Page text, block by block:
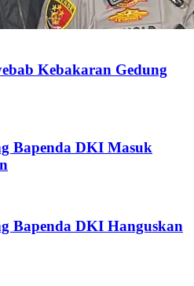
Kebakaran Gedung
Bapenda DKI Masuk
Bapenda DKI Hanguskan